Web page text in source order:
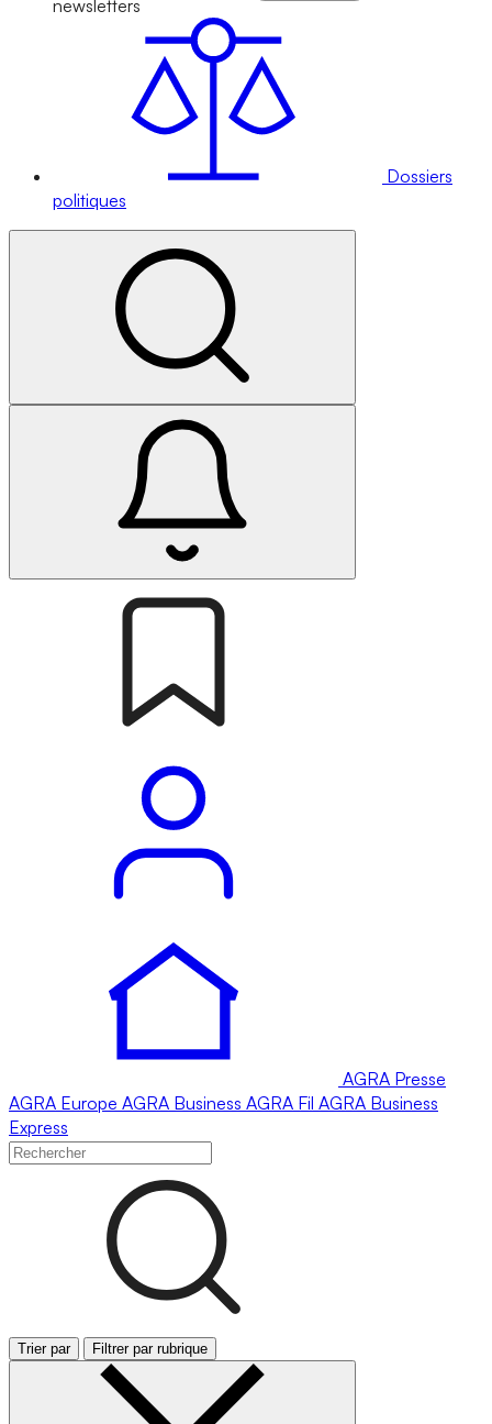
newsletters
Dossiers
politiques
AGRA Presse
AGRA Europe AGRA Business AGRA Fil AGRA Business
Express
Trier par Filtrer par rubrique